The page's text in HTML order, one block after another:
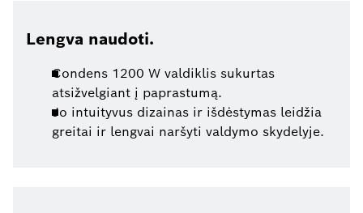
Lengva naudoti.
Condens 1200 W valdiklis sukurtas
atsižvelgiant į paprastumą.
Jo intuityvus dizainas ir išdėstymas leidžia
greitai ir lengvai naršyti valdymo skydelyje.